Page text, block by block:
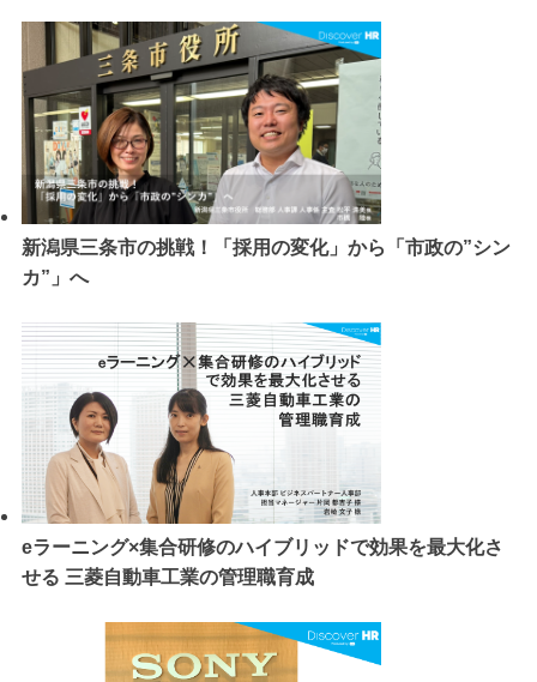
新潟県三条市の挑戦！「採用の変化」から「市政の”シン
カ”」へ
eラーニング×集合研修のハイブリッドで効果を最大化さ
せる 三菱自動車工業の管理職育成